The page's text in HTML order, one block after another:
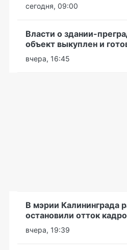
сегодня, 09:00
Власти о здании-
объект выкуплен и
вчера, 16:45
В мэрии Калининграда
остановили отток
вчера, 19:39